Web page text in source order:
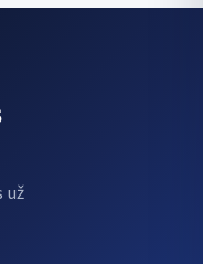
už